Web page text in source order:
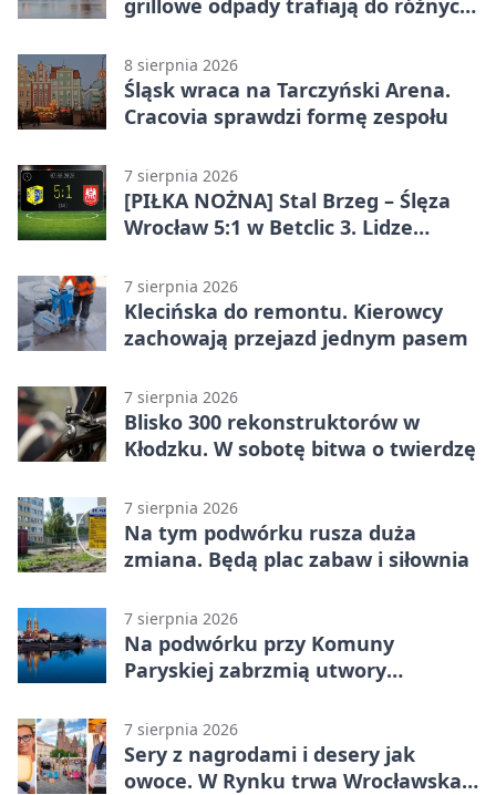
8 sierpnia 2026
Śląsk wraca na Tarczyński Arena.
Cracovia sprawdzi formę zespołu
7 sierpnia 2026
[PIŁKA NOŻNA] Stal Brzeg – Ślęza
Wrocław 5:1 w Betclic 3. Lidze
porażka wrocławian
7 sierpnia 2026
Klecińska do remontu. Kierowcy
zachowają przejazd jednym pasem
7 sierpnia 2026
Blisko 300 rekonstruktorów w
Kłodzku. W sobotę bitwa o twierdzę
7 sierpnia 2026
Na tym podwórku rusza duża
zmiana. Będą plac zabaw i siłownia
7 sierpnia 2026
Na podwórku przy Komuny
Paryskiej zabrzmią utwory
7 sierpnia 2026
Sery z nagrodami i desery jak
owoce. W Rynku trwa Wrocławska